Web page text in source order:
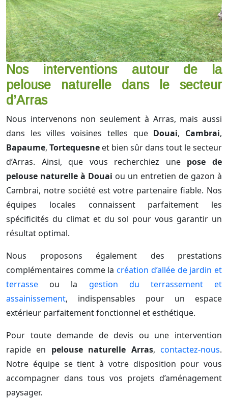
Nos interventions autour de la
pelouse naturelle dans le secteur
d’Arras
Nous intervenons non seulement à Arras, mais aussi
dans les villes voisines telles que Douai, Cambrai,
Bapaume, Tortequesne et bien sûr dans tout le secteur
d’Arras. Ainsi, que vous recherchiez une pose de
pelouse naturelle à Douai ou un entretien de gazon à
Cambrai, notre société est votre partenaire fiable. Nos
équipes locales connaissent parfaitement les
spécificités du climat et du sol pour vous garantir un
résultat optimal.
Nous proposons également des prestations
complémentaires comme lacréation d’allée de jardin et
terrasse ou la gestion du terrassement et
assainissement, indispensables pour un espace
extérieur parfaitement fonctionnel et esthétique.
Pour toute demande de devis ou une intervention
rapide en pelouse naturelle Arras,contactez-nous.
Notre équipe se tient à votre disposition pour vous
accompagner dans tous vos projets d’aménagement
paysager.